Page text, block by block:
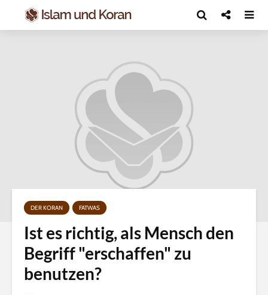
DER KORAN FATWAS
Ist es richtig, als Mensch den
Begriff "erschaffen" zu
benutzen?